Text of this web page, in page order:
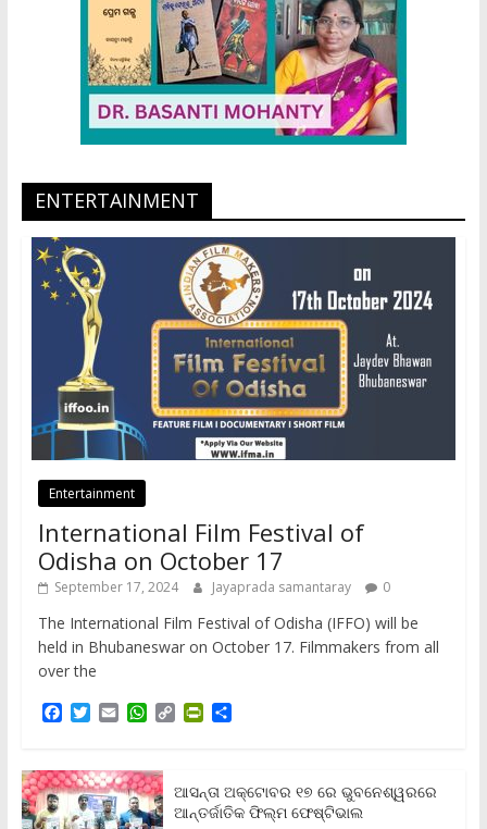
ENTERTAINMENT
Entertainment
International Film Festival of
Odisha on October 17
September 17, 2024 Jayaprada samantaray 0
The International Film Festival of Odisha (IFFO) will be
held in Bhubaneswar on October 17. Filmmakers from all
over the
F
e
b
o
T
t
t
e
E
i
l
W
t
s
A
C
L
i
P
t
F
S
e
ଆସନ୍ତା ଅକ୍ଟୋବର ୧୭ ରେ ଭୁବନେଶ୍ୱରରେ
ଆନ୍ତର୍ଜାତିକ ଫିଲ୍ମ ଫେଷ୍ଟିଭାଲ